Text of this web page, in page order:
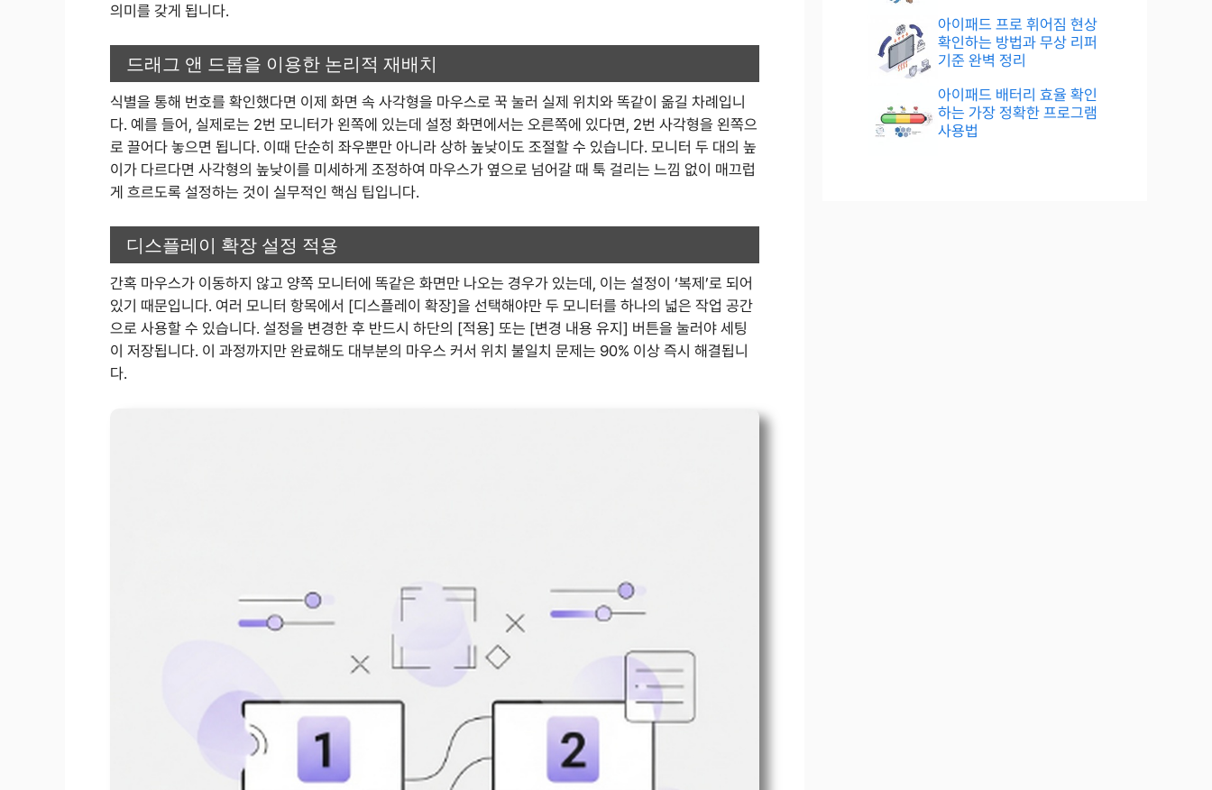
의미를 갖게 됩니다.
드래그 앤 드롭을 이용한 논리적 재배치
식별을 통해 번호를 확인했다면 이제 화면 속 사각형을 마우스로 꾹 눌러 실제 위치와 똑같이 옮길 차례입니
다. 예를 들어, 실제로는 2번 모니터가 왼쪽에 있는데 설정 화면에서는 오른쪽에 있다면, 2번 사각형을 왼쪽으
로 끌어다 놓으면 됩니다. 이때 단순히 좌우뿐만 아니라 상하 높낮이도 조절할 수 있습니다. 모니터 두 대의 높
이가 다르다면 사각형의 높낮이를 미세하게 조정하여 마우스가 옆으로 넘어갈 때 툭 걸리는 느낌 없이 매끄럽
게 흐르도록 설정하는 것이 실무적인 핵심 팁입니다.
디스플레이 확장 설정 적용
간혹 마우스가 이동하지 않고 양쪽 모니터에 똑같은 화면만 나오는 경우가 있는데, 이는 설정이 ‘복제’로 되어
있기 때문입니다. 여러 모니터 항목에서 [디스플레이 확장]을 선택해야만 두 모니터를 하나의 넓은 작업 공간
으로 사용할 수 있습니다. 설정을 변경한 후 반드시 하단의 [적용] 또는 [변경 내용 유지] 버튼을 눌러야 세팅
이 저장됩니다. 이 과정까지만 완료해도 대부분의 마우스 커서 위치 불일치 문제는 90% 이상 즉시 해결됩니
다.
아이패드 프로 휘어짐 현상
확인하는 방법과 무상 리퍼
기준 완벽 정리
아이패드 배터리 효율 확인
하는 가장 정확한 프로그램
사용법